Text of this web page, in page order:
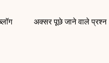
अक्सर पूछे जाने वाले प्रश्न